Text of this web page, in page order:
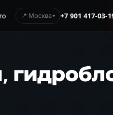
📍 Москва +7 901 417-03-